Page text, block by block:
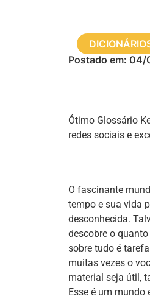
Postado em: 04/
Ótimo Glossário
redes sociais e
O fascinante
tempo e sua vida
desconhecida.
descobre o
sobre tudo é
muitas vezes o
material seja útil,
Esse é um